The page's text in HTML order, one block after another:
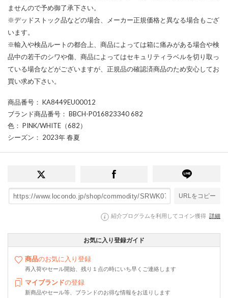
ませんので予め御了承下さい。
※デッドストック品などの場合、メーカー正規価格と異なる場合もござ
います。
※輸入や検品ルートの都合上、商品によっては箱に痛みがある場合や検
品中の若干のシワや傷、商品によってはセキュリティラベルを切り取っ
ている場合などがございますが、正規品の確認済商品のため安心してお
買い求め下さい。
商品番号 ： KA8449EU00012
ブランド商品番号 ： BBCH-P016823340 682
色 ： PINK/WHITE（682）
シーズン ： 2023年 春夏
URLをコピー
紹介プログラムを利用してコイン獲得 詳細
お気に入り登録ガイド
商品のお気に入り登録
再入荷やセール開始、残り１点の時にいち早くご連絡します
マイブランドの登録
新商品やセール等、ブランドのお得な情報をお送りします